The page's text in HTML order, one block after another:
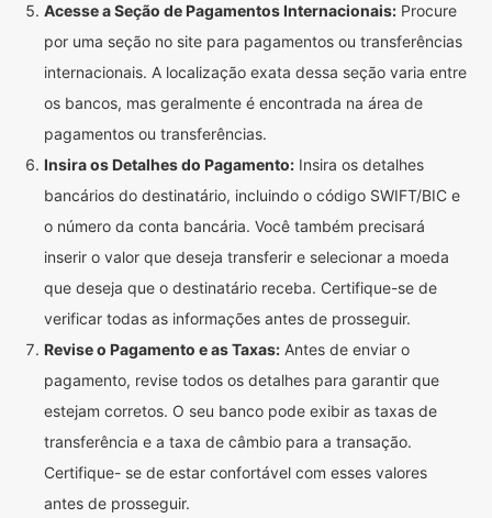
Acesse a Seção de Pagamentos Internacionais: Procure
por uma seção no site para pagamentos ou transferências
internacionais. A localização exata dessa seção varia entre
os bancos, mas geralmente é encontrada na área de
pagamentos ou transferências.
Insira os Detalhes do Pagamento: Insira os detalhes
bancários do destinatário, incluindo o código SWIFT/BIC e
o número da conta bancária. Você também precisará
inserir o valor que deseja transferir e selecionar a moeda
que deseja que o destinatário receba. Certifique-se de
verificar todas as informações antes de prosseguir.
Revise o Pagamento e as Taxas: Antes de enviar o
pagamento, revise todos os detalhes para garantir que
estejam corretos. O seu banco pode exibir as taxas de
transferência e a taxa de câmbio para a transação.
Certifique- se de estar confortável com esses valores
antes de prosseguir.